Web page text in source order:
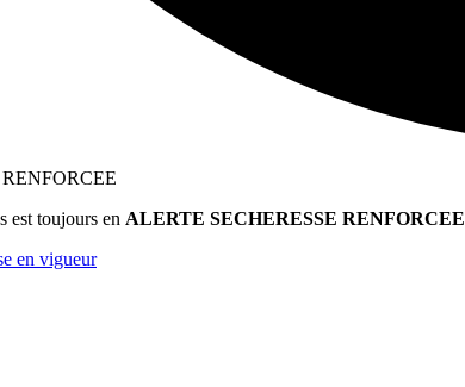
est toujours en ALERTE SECHERESSE RENFORCEE
en vigueur